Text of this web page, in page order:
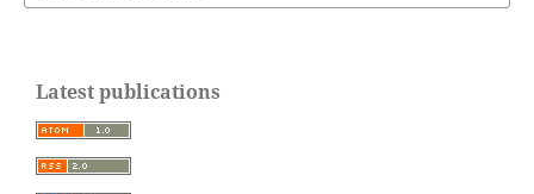
Latest publications